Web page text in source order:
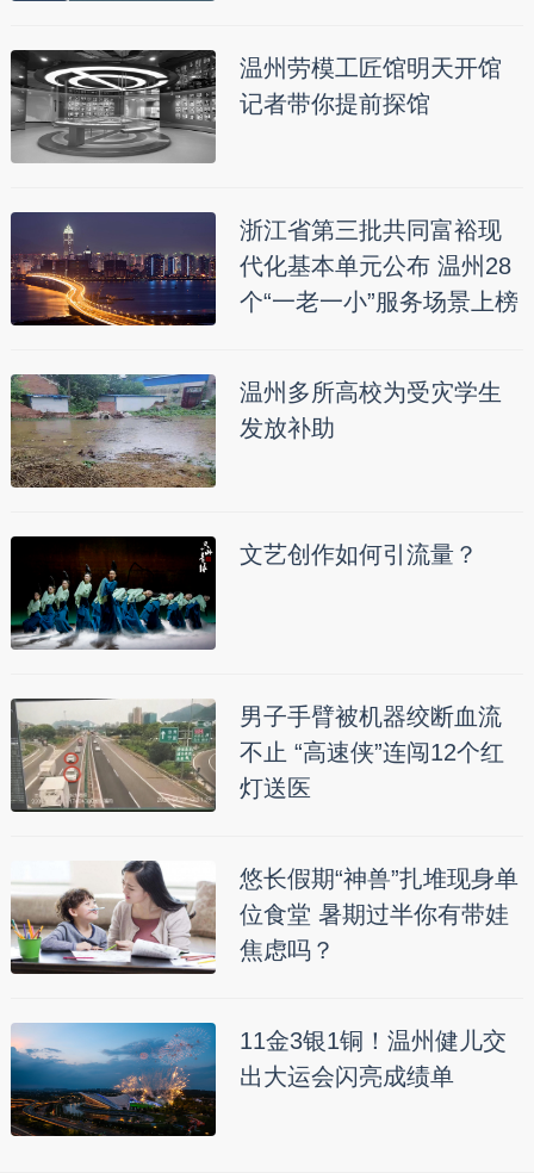
温州劳模工匠馆明天开馆
记者带你提前探馆
浙江省第三批共同富裕现
代化基本单元公布 温州28
个“一老一小”服务场景上榜
温州多所高校为受灾学生
发放补助
文艺创作如何引流量？
男子手臂被机器绞断血流
不止 “高速侠”连闯12个红
灯送医
悠长假期“神兽”扎堆现身单
位食堂 暑期过半你有带娃
焦虑吗？
11金3银1铜！温州健儿交
出大运会闪亮成绩单